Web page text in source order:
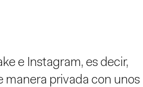
e Instagram, es decir,
manera privada con unos